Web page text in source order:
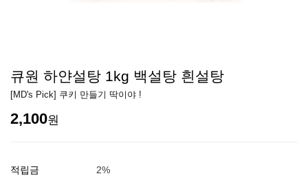
큐원 하얀설탕 1kg 백설탕 흰설탕
[MD's Pick] 쿠키 만들기 딱이야 !
2,100원
적립금
2%